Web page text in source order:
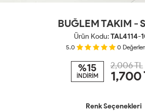
BUĞLEM TAKIM -
Ürün Kodu:TAL4114-
5.0 0
%15
İNDİRİM
2,006 TL
1,700
Renk Seçenekleri